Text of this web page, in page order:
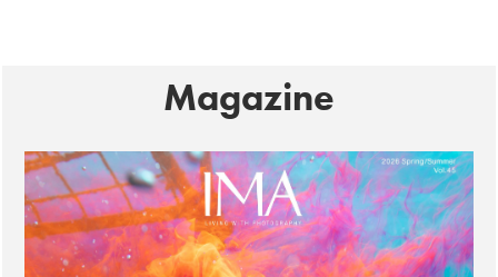
Magazine